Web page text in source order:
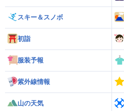
スキー＆スノボ
初詣
服装予報
紫外線情報
山の天気